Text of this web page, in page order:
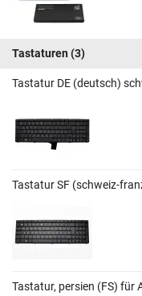
Tastaturen (3)
Tastatur DE (deutsch)
Tastatur SF (schweiz-
Tastatur, persien (FS) für